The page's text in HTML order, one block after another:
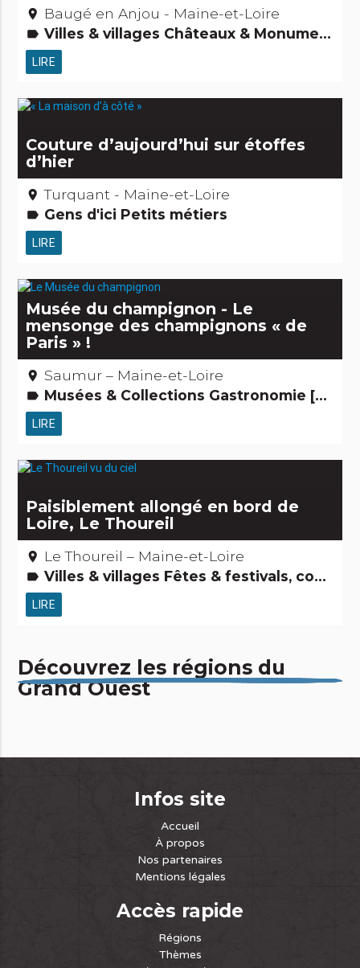
place Baugé en Anjou - Maine-et-Loire
label Villes & villages Châteaux & Monuments Musées & Collections Edifices remarquables Activités touristiques, sportives, culturelles
LIRE
Couture d’aujourd’hui sur étoffes
d’hier
place Turquant - Maine-et-Loire
label Gens d'ici Petits métiers
LIRE
Musée du champignon - Le
mensonge des champignons « de
Paris » !
place Saumur – Maine-et-Loire
label Musées & Collections Gastronomie [à manger] Records : Les + et les - Jardins, activités de découverte et de loisirs Curiosités naturelles Activités touristiques, sportives, culturelles
LIRE
Paisiblement allongé en bord de
Loire, Le Thoureil
place Le Thoureil – Maine-et-Loire
label Villes & villages Fêtes & festivals, confréries Hôtels, restaurants, bars Gens d'ici Activités touristiques, sportives, culturelles
LIRE
Découvrez les régions du
Grand Ouest
Infos site
Accueil
À propos
Nos partenaires
Mentions légales
Accès rapide
Régions
Thèmes